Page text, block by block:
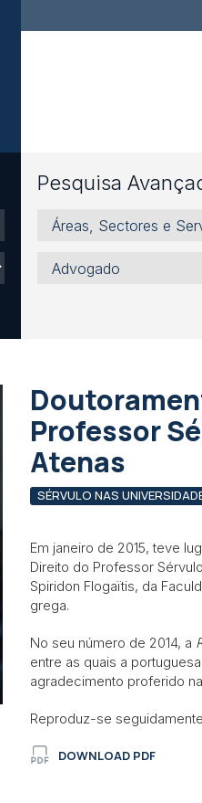
Pesquisa
Áreas,
Sectores
Serviços
Advogado
Professor
Atenas
SÉRVULO NAS
Em janeiro de 2015, teve
Direito do Professor
Spiridon Flogaïtis, da
grega.
No seu número de 2014, a
entre as quais a
agradecimento proferido
Reproduz-se
DOWNLOAD PDF